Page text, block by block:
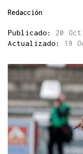
Redacción
Publicado: 20
Actualizado: 19